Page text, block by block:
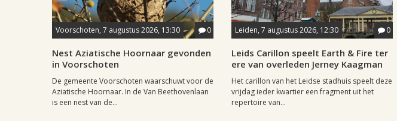
Voorschoten, 7 augustus 2026, 13:30 0
Nest Aziatische Hoornaar gevonden
in Voorschoten
De gemeente Voorschoten waarschuwt voor de
Aziatische Hoornaar. In de Van Beethovenlaan
is een nest van de...
Leiden, 7 augustus 2026, 12:30 0
Leids Carillon speelt Earth & Fire ter
ere van overleden Jerney Kaagman
Het carillon van het Leidse stadhuis speelt deze
vrijdag ieder kwartier een fragment uit het
repertoire van...